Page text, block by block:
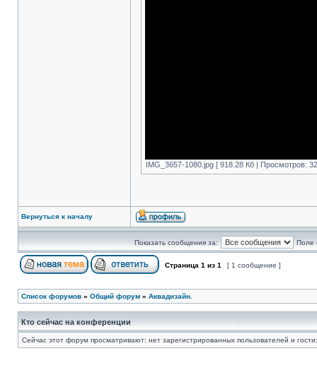
IMG_3657-1080.jpg [ 918.28 Кб | Просмотров:
Вернуться к началу
Показать сообщения за: Поле
Страница 1 из 1 [ 1 сообщение ]
Список форумов » Общий форум » Аквадизайн.
Кто сейчас на конференции
Сейчас этот форум просматривают: нет зарегистрированных пользователей и